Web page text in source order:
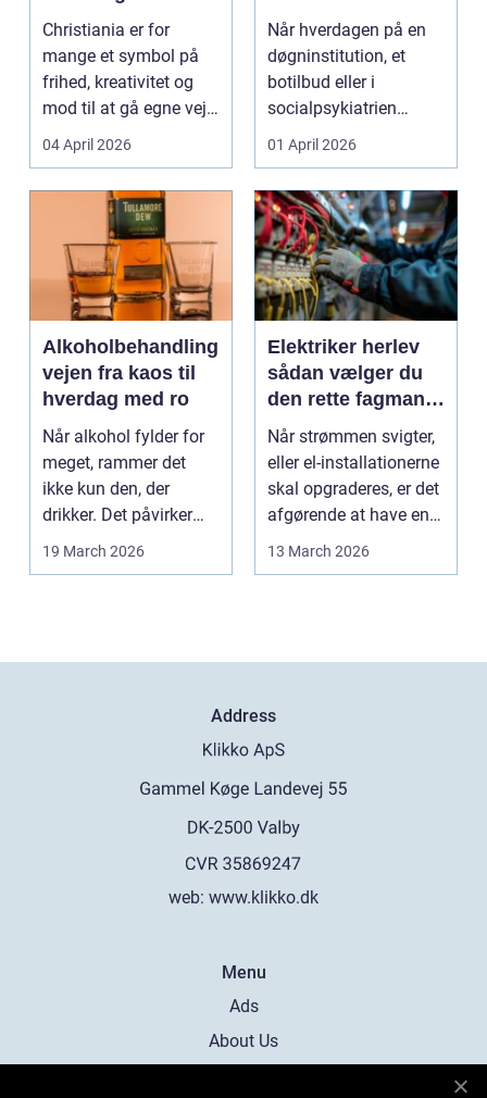
ét
Christiania er for
mange et symbol på
frihed, kreativitet og
mod til at gå egne veje.
Den samme ånd ...
04 April 2026
du den rette hjælp
Når hverdagen på en
døgninstitution, et
botilbud eller i
socialpsykiatrien
pludselig ændrer sig,
kan...
01 April 2026
Alkoholbehandling
vejen fra kaos til
hverdag med ro
Når alkohol fylder for
meget, rammer det
ikke kun den, der
drikker. Det påvirker
også familie, arbej...
19 March 2026
Elektriker herlev
sådan vælger du
den rette fagmand
til dine el-opgaver
Når strømmen svigter,
eller el-installationerne
skal opgraderes, er det
afgørende at have en
pålidel...
13 March 2026
Address
web: www.klikko.dk
Menu
Ads
About Us